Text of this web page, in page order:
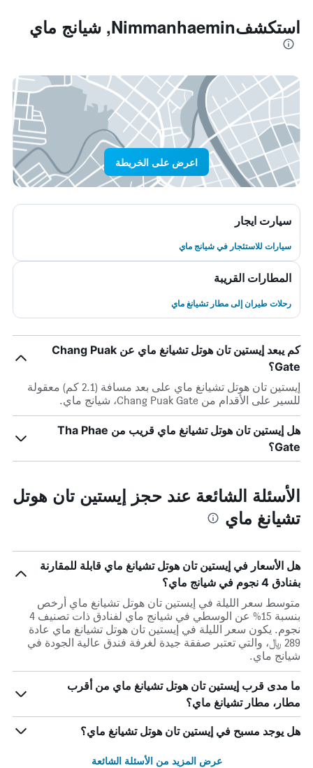
استكشفNimmanhaemin, شيانج ماي
اعرض على الخريطة
سيارت ايجار
سيارات للاستئجار في شيانج ماي
المطارات القريبة
رحلات طيران إلى مطار تشيانغ ماي
كم يبعد إيستين تان هوتل تشيانغ ماي عن Chang Puak
Gate؟
إيستين تان هوتل تشيانغ ماي على بعد مسافة (2.1 كم) معقولة
للسير على الأقدام من Chang Puak Gate، شيانج ماي.
هل إيستين تان هوتل تشيانغ ماي قريب من Tha Phae
Gate؟
الأسئلة الشائعة عند حجز إيستين تان هوتل
تشيانغ ماي
هل الأسعار في إيستين تان هوتل تشيانغ ماي قابلة للمقارنة
بفنادق 4 نجوم في شيانج ماي؟
متوسط سعر الليلة في إيستين تان هوتل تشيانغ ماي أرخص
بنسبة 15% عن الوسطي في شيانج ماي لفنادق ذات تصنيف 4
نجوم. يكون سعر الليلة في إيستين تان هوتل تشيانغ ماي عادة
289 ﷼، والتي تعتبر صفقة جيدة لغرفة فندق عالية الجودة في
شيانج ماي.
ما مدى قرب إيستين تان هوتل تشيانغ ماي من أقرب
مطار، مطار تشيانغ ماي؟
هل يوجد مسبح في إيستين تان هوتل تشيانغ ماي؟
عرض المزيد من الأسئلة الشائعة